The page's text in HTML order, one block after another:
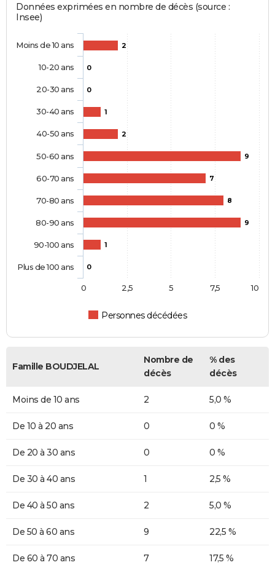
Données exprimées en nombre de décès (source :
Insee)
2
0
0
1
2
9
7
8
9
1
0
Personnes décédées
Moins de 10 ans
10-20 ans
20-30 ans
30-40 ans
40-50 ans
50-60 ans
60-70 ans
70-80 ans
80-90 ans
90-100 ans
Plus de 100 ans
0 10
2,5 5 7,5
Famille BOUDJELAL
Nombre de
décès
% des
décès
Moins de 10 ans 2 5,0 %
De 10 à 20 ans 0 0 %
De 20 à 30 ans 0 0 %
De 30 à 40 ans 1 2,5 %
De 40 à 50 ans 2 5,0 %
De 50 à 60 ans 9 22,5 %
De 60 à 70 ans 7 17,5 %